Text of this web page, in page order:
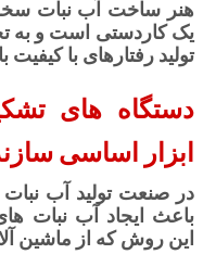
هنر ساخت آب نبات
یک کاردستی است و به
تولید رفتارهای با کیفیت
ابزار اساسی
باعث ایجاد آب
این روش که از ماشین